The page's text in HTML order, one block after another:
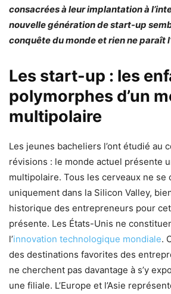
consacrées à leur implantation à
nouvelle génération de start-up
conquête du monde et rien ne paraît
Les start-up : les
polymorphes d’un
multipolaire
Les jeunes bacheliers l’ont étudié au
révisions : le monde actuel présente
multipolaire. Tous les cerveaux ne se
uniquement dans la Silicon Valley,
historique des entrepreneurs pour
présente. Les États-Unis ne
l’innovation technologique mondiale.
des destinations favorites des
ne cherchent pas davantage à s’y
une filiale. L’Europe et l’Asie